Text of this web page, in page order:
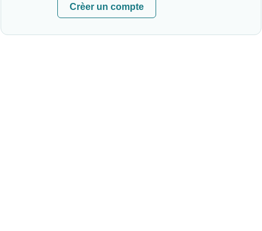
Crèer un compte